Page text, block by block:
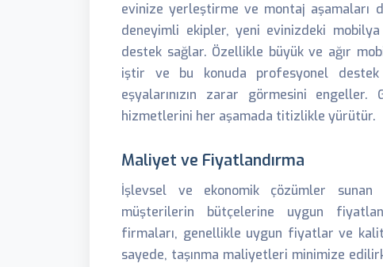
evinize yerleştirme ve montaj aşamaları
deneyimli ekipler, yeni evinizdeki
destek sağlar. Özellikle büyük ve ağır
iştir ve bu konuda profesyonel destek
eşyalarınızın zarar görmesini
hizmetlerini her aşamada titizlikle yürütür.
Maliyet ve Fiyatlandırma
İşlevsel ve ekonomik çözümler
müşterilerin bütçelerine uygun
firmaları, genellikle uygun fiyatlar ve
sayede, taşınma maliyetleri minimize